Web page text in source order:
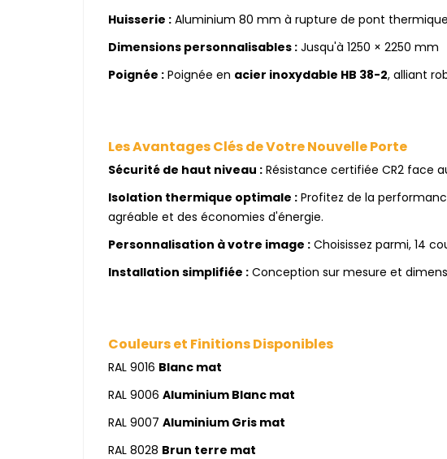
Huisserie : Aluminium 80 mm à rupture de pont
Dimensions personnalisables : Jusqu'à 1250 × 2250 mm
Poignée : Poignée en acier inoxydable HB 38-2, alliant
Les Avantages Clés de Votre Nouvelle Porte
Sécurité de haut niveau : Résistance certifiée CR2 face
Isolation thermique optimale : Profitez de la
agréable et des économies d'énergie.
Personnalisation à votre image : Choisissez parmi, 14
Installation simplifiée : Conception sur mesure et
Couleurs et Finitions Disponibles
RAL 9016 Blanc mat
RAL 9006 Aluminium Blanc mat
RAL 9007 Aluminium Gris mat
RAL 8028 Brun terre mat